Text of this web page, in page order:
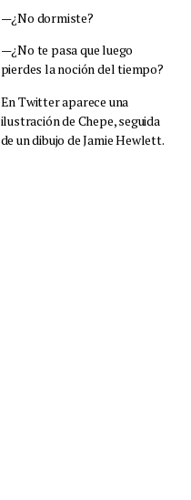
—¿No dormiste?
—¿No te pasa que luego
pierdes la noción del tiempo?
En Twitter aparece una
ilustración de Chepe, seguida
de un dibujo de Jamie Hewlett.